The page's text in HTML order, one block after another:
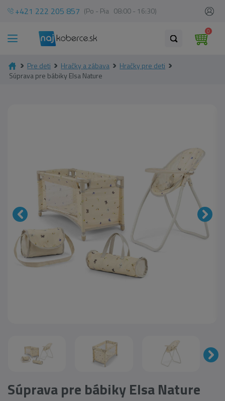
+421 222 205 857 (Po - Pia 08:00 - 16:30)
0
Pre deti Hračky a zábava
Hračky pre deti
Súprava pre bábiky Elsa Nature
Súprava pre bábiky Elsa Nature